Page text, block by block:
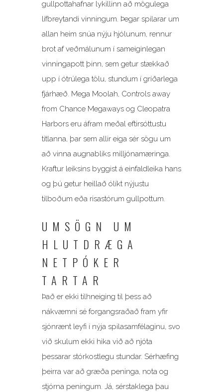
gullpottahafnar lykillinn að mögulega
lífbreytandi vinningum. Þegar spilarar um
allan heim snúa nýju hjólunum, rennur
brot af veðmálunum í sameiginlegan
vinningapott þinn, sem getur stækkað
upp í ótrúlega tölu, stundum í gríðarlega
fjárhæð. Mega Moolah, Controls away
from Chance Megaways og Cleopatra
Harbors eru áfram meðal eftirsóttustu
titlanna, þar sem allir eiga sér sögu um
að vinna augnabliks milljónamæringa.
Kraftur leiksins byggist á einfaldleika hans
og þú getur heillað ólíkt nýjustu
tilboðum eða risastórum gullpottum.
UMSÖGN UM
HLUTDRÆGA
NETPÓKER
TARTAR
Það er ekki tilhneiging til þess að
nákvæmni sé forgangsraðað fram yfir
sjónrænt leyfi í nýja spilasamfélaginu, svo
við skulum ekki hika við að njóta
þessarar stórkostlegu stundar. Sérhæfing
þeirra var að græða peninga, nota og
stjórna peningum. Já, sérstaklega þau